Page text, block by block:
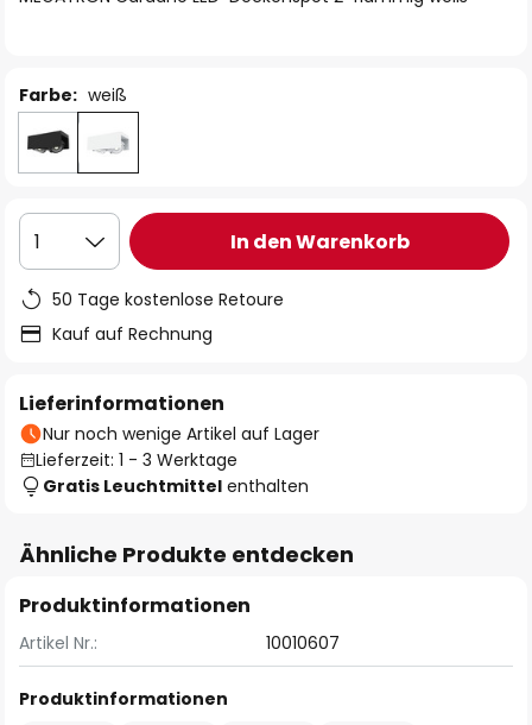
Farbe: weiß
1 In den Warenkorb
50 Tage kostenlose Retoure
Kauf auf Rechnung
Lieferinformationen
Nur noch wenige Artikel auf Lager
Lieferzeit: 1 - 3 Werktage
Gratis Leuchtmittel enthalten
Ähnliche Produkte entdecken
Produktinformationen
Artikel Nr.: 10010607
Produktinformationen